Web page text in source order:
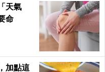
天氣
命
加點這